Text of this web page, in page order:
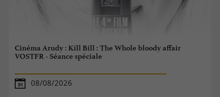
Cinéma Arudy : Kill Bill : The Whole bloody affair
VOSTFR - Séance spéciale
08/08/2026